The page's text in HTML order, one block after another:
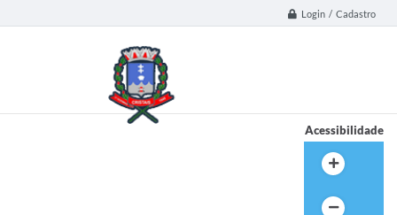
Login / Cadastro
Acessibilidade